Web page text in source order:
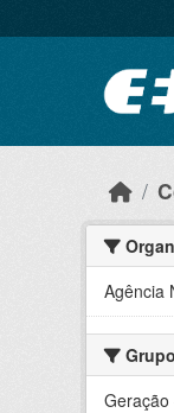
Agência
Geração